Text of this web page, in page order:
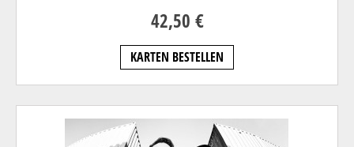
42,50 €
KARTEN BESTELLEN